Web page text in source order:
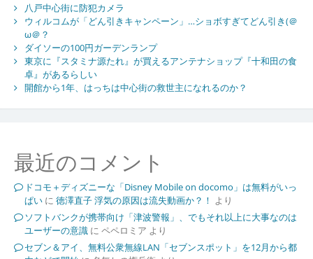
八戸中心街に防犯カメラ
ウィルコムが「どん引きキャンペーン」…ショボすぎてどん引き(＠
ω＠？
ダイソーの100円ガーデンランプ
東京に『スタミナ源たれ』が買えるアンテナショップ『十和田の食
卓』があるらしい
開館から1年、はっちは中心街の救世主になれるのか？
最近のコメント
ドコモ＋ディズニーな「Disney Mobile on docomo」は無料がいっ
ぱいに 徳澤直子 浮気の原因は流失動画か？！ より
ソフトバンクが携帯向け「津波警報」、でもそれ以上に大事なのは
ユーザーの意識に ペペロミア より
セブン＆アイ、無料公衆無線LAN「セブンスポット」を12月から都